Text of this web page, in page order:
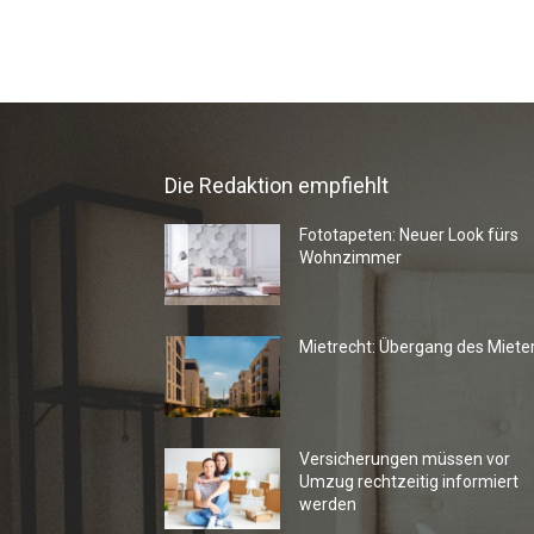
Die Redaktion empfiehlt
Fototapeten: Neuer Look fürs
Wohnzimmer
Mietrecht: Übergang des
Versicherungen müssen vor
Umzug rechtzeitig informiert
werden